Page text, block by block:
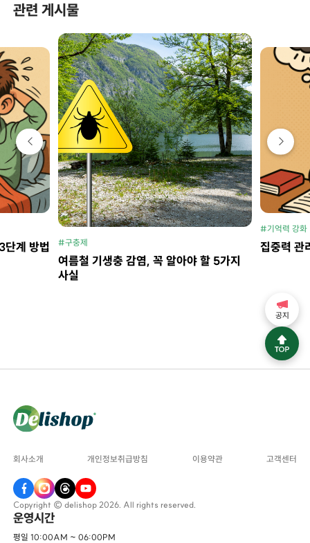
관련 게시물
단계 방법 #구충제
여름철 기생충 감염, 꼭 알아야 할 5가지
사실
#기억력 강화
집중력 관
회사소개 개인정보취급방침 이용약관 고객센터
Copyright © delishop 2026. All rights reserved.
운영시간
평일 10:00AM ~ 06:00PM
공지